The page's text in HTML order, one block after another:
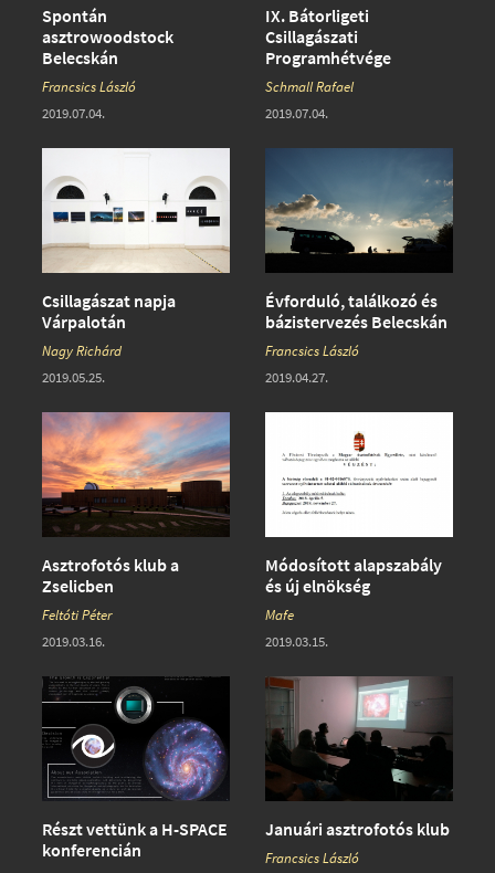
Spontán
asztrowoodstock
Belecskán
Francsics László
2019.07.04.
IX. Bátorligeti
Csillagászati
Programhétvége
Schmall Rafael
2019.07.04.
Csillagászat napja
Várpalotán
Nagy Richárd
2019.05.25.
Évforduló, találkozó és
bázistervezés Belecskán
Francsics László
2019.04.27.
Asztrofotós klub a
Zselicben
Feltóti Péter
2019.03.16.
Módosított alapszabály
és új elnökség
Mafe
2019.03.15.
Részt vettünk a H-SPACE
konferencián
Januári asztrofotós klub
Francsics László